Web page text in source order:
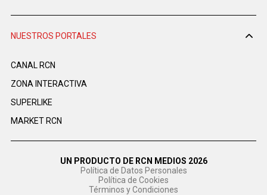
NUESTROS PORTALES
CANAL RCN
ZONA INTERACTIVA
SUPERLIKE
MARKET RCN
UN PRODUCTO DE RCN MEDIOS 2026
Política de Datos Personales
Política de Cookies
Términos y Condiciones